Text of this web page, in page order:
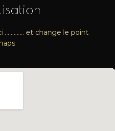
…………. et change le point